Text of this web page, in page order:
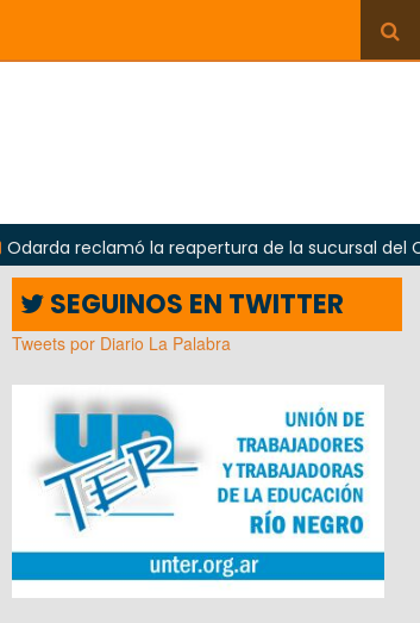
reapertura de la sucursal del Correo Argentino
SEGUINOS EN TWITTER
Tweets por Diario La Palabra